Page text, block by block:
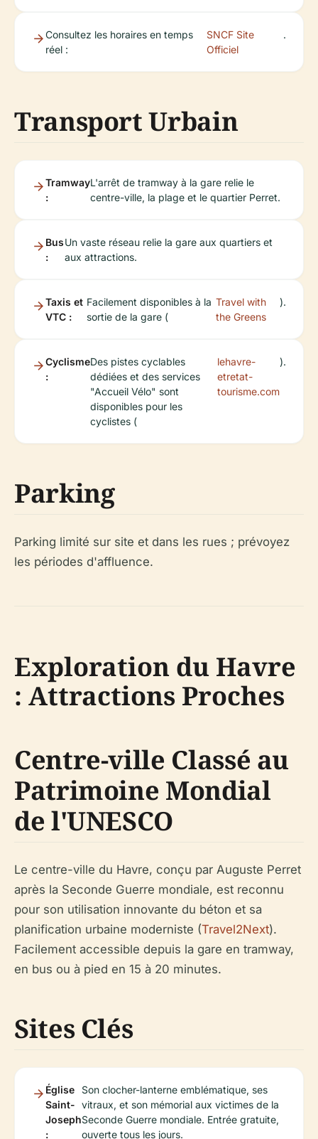
Consultez les horaires en temps
réel :
SNCF Site
Officiel
.
Transport Urbain
Tramway
:
L'arrêt de tramway à la gare relie le
centre-ville, la plage et le quartier Perret.
Bus
:
Un vaste réseau relie la gare aux quartiers et
aux attractions.
Taxis et
VTC :
Facilement disponibles à la
sortie de la gare (
Travel with
the Greens
).
Cyclisme
:
Des pistes cyclables
dédiées et des services
"Accueil Vélo" sont
disponibles pour les
cyclistes (
lehavre-
etretat-
tourisme.com
).
Parking
Parking limité sur site et dans les rues ; prévoyez
les périodes d'affluence.
Exploration du Havre
: Attractions Proches
Centre-ville Classé au
Patrimoine Mondial
de l'UNESCO
Le centre-ville du Havre, conçu par Auguste Perret
après la Seconde Guerre mondiale, est reconnu
pour son utilisation innovante du béton et sa
planification urbaine moderniste (Travel2Next).
Facilement accessible depuis la gare en tramway,
en bus ou à pied en 15 à 20 minutes.
Sites Clés
Église
Saint-
Joseph
:
Son clocher-lanterne emblématique, ses
vitraux, et son mémorial aux victimes de la
Seconde Guerre mondiale. Entrée gratuite,
ouverte tous les jours.